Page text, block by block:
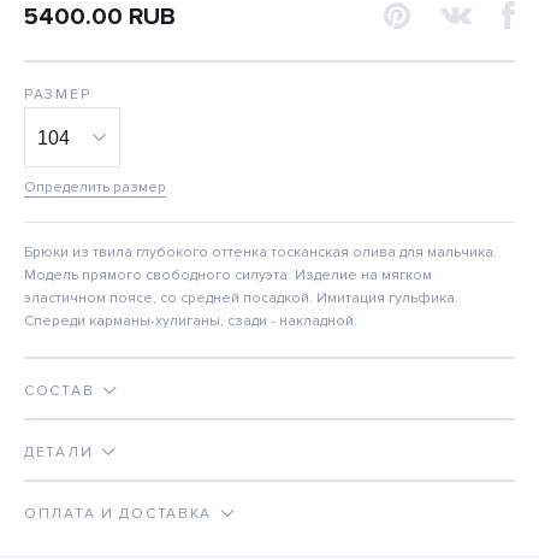
5400.00 RUB
РАЗМЕР
Определить размер
Брюки из твила глубокого оттенка тосканская олива для мальчика.
Модель прямого свободного силуэта. Изделие на мягком
эластичном поясе, со средней посадкой. Имитация гульфика.
Спереди карманы-хулиганы, сзади - накладной.
СОСТАВ
ДЕТАЛИ
ОПЛАТА И ДОСТАВКА